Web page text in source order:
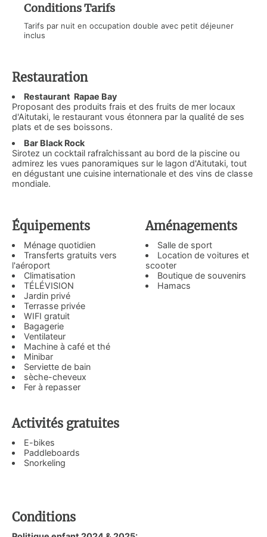
Conditions Tarifs
Tarifs par nuit en occupation double avec petit déjeuner
inclus
Restauration
Restaurant Rapae Bay
Proposant des produits frais et des fruits de mer locaux
d'Aitutaki, le restaurant vous étonnera par la qualité de ses
plats et de ses boissons.
Bar Black Rock
Sirotez un cocktail rafraîchissant au bord de la piscine ou
admirez les vues panoramiques sur le lagon d'Aitutaki, tout
en dégustant une cuisine internationale et des vins de classe
mondiale.
Équipements
Ménage quotidien
Transferts gratuits vers
l'aéroport
Climatisation
TÉLÉVISION
Jardin privé
Terrasse privée
WIFI gratuit
Bagagerie
Ventilateur
Machine à café et thé
Minibar
Serviette de bain
sèche-cheveux
Fer à repasser
Aménagements
Salle de sport
Location de voitures et
scooter
Boutique de souvenirs
Hamacs
Activités gratuites
E-bikes
Paddleboards
Snorkeling
Conditions